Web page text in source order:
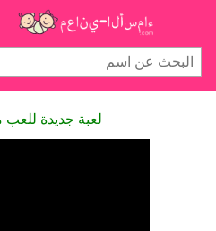
لعبة جديدة للعب